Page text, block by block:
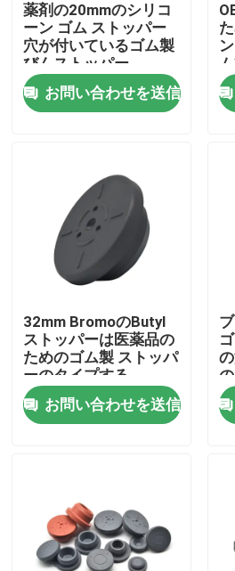
ホーム
製品
会社案内
品質管理
お問い合わせ
見積依頼
医学のゴム製 ストッパー
ゴム製 スポイトのプランジ
薬剤の20mmのシリコ
ーン ゴム ストッパー
穴が付いているゴム製
びんストッパー
お問い合わせを送信
32mm BromoのButyl
ストッパーは医薬品の
ためのゴム製 ストッパ
ーのタイプする
お問い合わせを送信